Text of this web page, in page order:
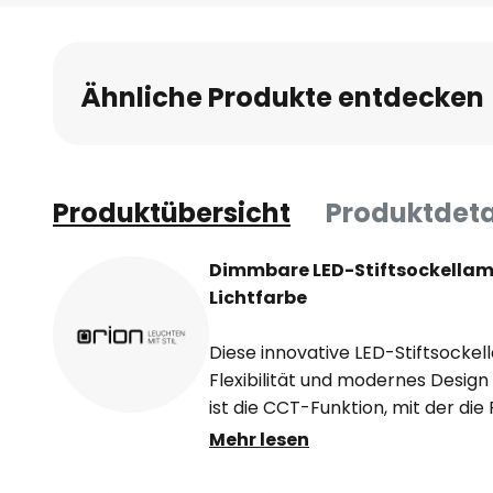
Bildgalerie
springen
Ähnliche Produkte entdecken
Produktübersicht
Dimmbare LED-
Lichtfarbe
Diese innovative LED-
Flexibilität und modernes
ist die CCT-Funktion, mit der
Beleuchtung ganz nach den
Mehr lesen